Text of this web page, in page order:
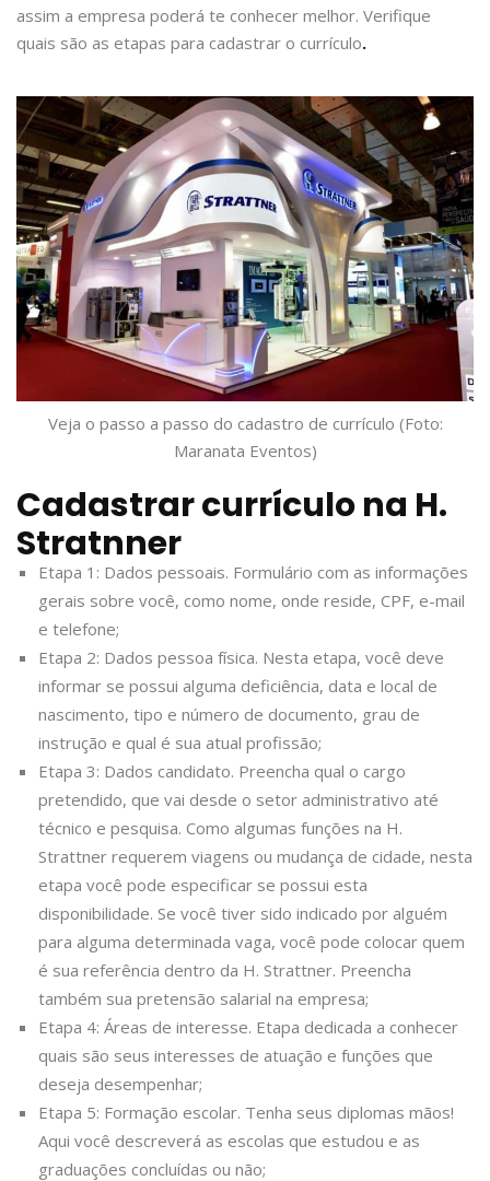
assim a empresa poderá te conhecer melhor. Verifique
quais são as etapas para cadastrar o currículo.
Veja o passo a passo do cadastro de currículo (Foto:
Maranata Eventos)
Cadastrar currículo na H.
Stratnner
Etapa 1: Dados pessoais. Formulário com as informações
gerais sobre você, como nome, onde reside, CPF, e-mail
e telefone;
Etapa 2: Dados pessoa física. Nesta etapa, você deve
informar se possui alguma deficiência, data e local de
nascimento, tipo e número de documento, grau de
instrução e qual é sua atual profissão;
Etapa 3: Dados candidato. Preencha qual o cargo
pretendido, que vai desde o setor administrativo até
técnico e pesquisa. Como algumas funções na H.
Strattner requerem viagens ou mudança de cidade, nesta
etapa você pode especificar se possui esta
disponibilidade. Se você tiver sido indicado por alguém
para alguma determinada vaga, você pode colocar quem
é sua referência dentro da H. Strattner. Preencha
também sua pretensão salarial na empresa;
Etapa 4: Áreas de interesse. Etapa dedicada a conhecer
quais são seus interesses de atuação e funções que
deseja desempenhar;
Etapa 5: Formação escolar. Tenha seus diplomas mãos!
Aqui você descreverá as escolas que estudou e as
graduações concluídas ou não;